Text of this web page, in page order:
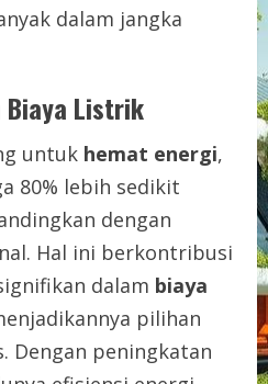
dalam jangka
Biaya Listrik
untuk hemat energi,
80% lebih sedikit
dengan
Hal ini berkontribusi
dalam biaya
pilihan
Dengan peningkatan